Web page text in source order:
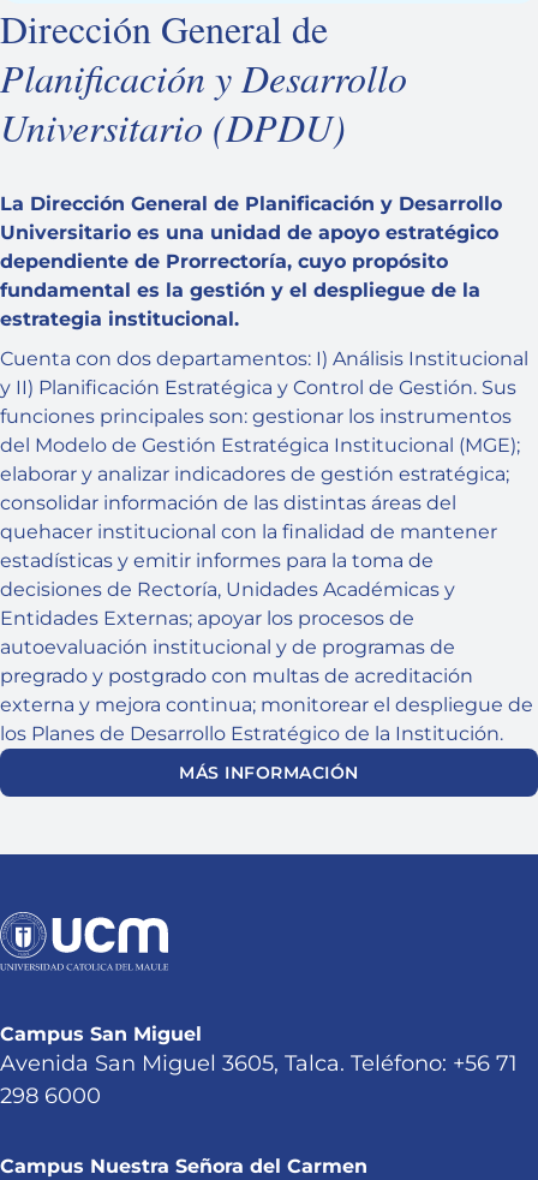
Dirección General de
Planificación y Desarrollo
Universitario (DPDU)
La Dirección General de Planificación y Desarrollo
Universitario es una unidad de apoyo estratégico
dependiente de Prorrectoría, cuyo propósito
fundamental es la gestión y el despliegue de la
estrategia institucional.
Cuenta con dos departamentos: I) Análisis Institucional
y II) Planificación Estratégica y Control de Gestión. Sus
funciones principales son: gestionar los instrumentos
del Modelo de Gestión Estratégica Institucional (MGE);
elaborar y analizar indicadores de gestión estratégica;
consolidar información de las distintas áreas del
quehacer institucional con la finalidad de mantener
estadísticas y emitir informes para la toma de
decisiones de Rectoría, Unidades Académicas y
Entidades Externas; apoyar los procesos de
autoevaluación institucional y de programas de
pregrado y postgrado con multas de acreditación
externa y mejora continua; monitorear el despliegue de
los Planes de Desarrollo Estratégico de la Institución.
MÁS INFORMACIÓN
Campus San Miguel
Avenida San Miguel 3605, Talca. Teléfono: +56 71
298 6000
Campus Nuestra Señora del Carmen